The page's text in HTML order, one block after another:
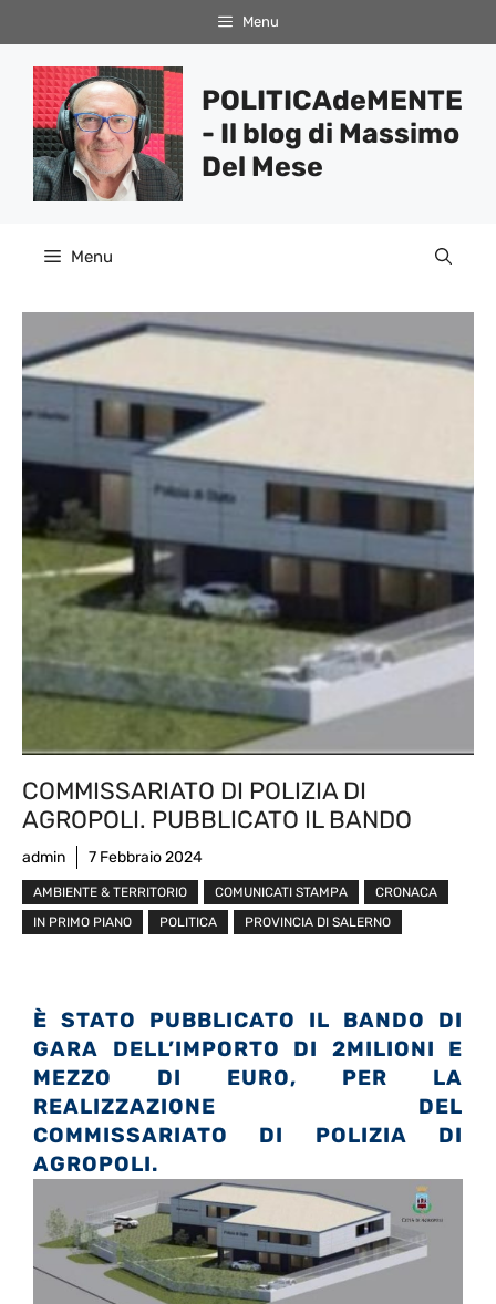
al
contenuto
Menu
POLITICAdeMENTE
- Il blog di Massimo
Del Mese
Menu
COMMISSARIATO DI POLIZIA DI
AGROPOLI. PUBBLICATO IL BANDO
admin 7 Febbraio 2024
AMBIENTE & TERRITORIO COMUNICATI STAMPA
CRONACA
IN PRIMO PIANO
POLITICA PROVINCIA DI SALERNO
È STATO PUBBLICATO IL BANDO DI
GARA DELL’IMPORTO DI 2MILIONI E
MEZZO DI EURO, PER LA
REALIZZAZIONE DEL
COMMISSARIATO DI POLIZIA DI
AGROPOLI.